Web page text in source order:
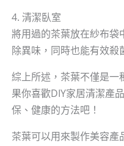
4. 清潔臥室
將用過的茶葉放在紗布袋
除異味，同時也能有效殺
綜上所述，茶葉不僅是一
果你喜歡DIY家居清潔產
保、健康的方法吧！
茶葉可以用來製作美容產